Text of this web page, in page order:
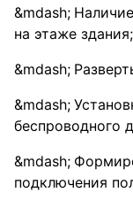
на этаже здания;
беспроводного
подключения